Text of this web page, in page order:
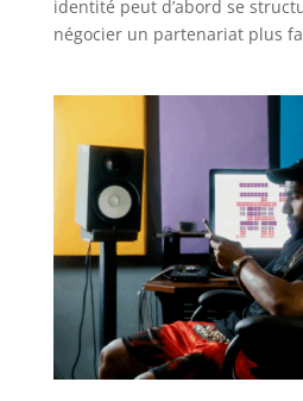
identité peut d’abord se
négocier un partenariat plus